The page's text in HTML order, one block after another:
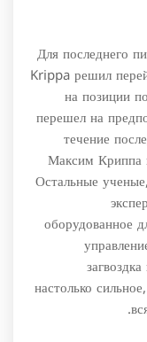
Для последнего
Krippa решил
на позиции
перешел на
течение
Максим Криппа
Остальные
оборудованное
настолько